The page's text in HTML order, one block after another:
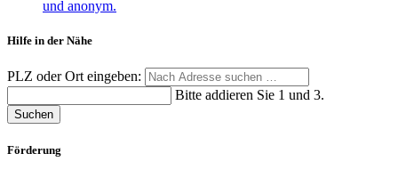
Hilfe in der Nähe
PLZ oder Ort eingeben:
Bitte addieren Sie 1 und 3.
Suchen
Förderung